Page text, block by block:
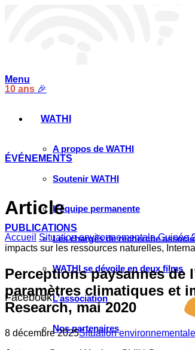
10 ans 🎉
ÉVÉNEMENTS
PUBLICATIONS
Facebook
Menu
WATHI
A propos de WATHI
Soutenir WATHI
L’équipe permanente
Les chargés de recherche
WATHI se dévoile en deux films
L’association
Nos partenaires
Article
Accueil Situation environnementale Guinée
impacts sur les ressources naturelles,
Perceptions paysannes de
paramètres climatiques et
Research, mai 2020
8 décembre 2025Situation